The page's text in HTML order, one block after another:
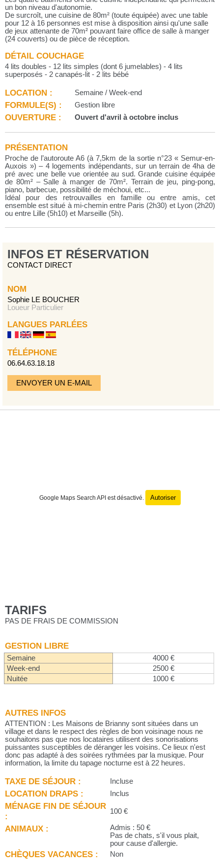
un bon niveau d'autonomie.
De surcroît, une cuisine de 80m² (toute équipée) avec une table
pour 12 à 16 personnes est mise à disposition ainsi qu'une salle
de jeux attenante de 70m² pouvant faire office de salle à manger
(24 couverts) ou de pièce de réception.
DÉTAIL COUCHAGE
4 lits doubles - 12 lits simples (dont 6 jumelables) - 4 lits
superposés - 2 canapés-lit - 2 lits bébé
LOCATION : Semaine / Week-end
FORMULE(S) : Gestion libre
OUVERTURE : Ouvert d'avril à octobre inclus
PRÉSENTATION
Proche de l’autoroute A6 (à 7,5km de la sortie n°23 « Semur-en-
Auxois ») – 4 logements indépendants, sur un terrain de 4ha de
pré avec une belle vue orientée au sud. Grande cuisine équipée
de 80m² – Salle à manger de 70m². Terrain de jeu, ping-pong,
piano, barbecue, possibilité de méchoui, etc...
Idéal pour des retrouvailles en famille ou entre amis, cet
ensemble est situé à mi-chemin entre Paris (2h30) et Lyon (2h20)
ou entre Lille (5h10) et Marseille (5h).
INFOS ET RÉSERVATION
CONTACT DIRECT
NOM
Sophie LE BOUCHER
Loueur Particulier
LANGUES PARLÉES
TÉLÉPHONE
06.64.63.18.18
ENVOYER UN E-MAIL
Google Maps Search API est désactivé. Autoriser
TARIFS
PAS DE FRAIS DE COMMISSION
GESTION LIBRE
Semaine
4000 €
Week-end
2500 €
Nuitée
1000 €
AUTRES INFOS
ATTENTION : Les Maisons de Brianny sont situées dans un
village et dans le respect des règles de bon voisinage nous ne
souhaitons pas que nos locataires utilisent des sonorisations
puissantes susceptibles de déranger les voisins. Ce lieux n'est
donc pas adapté à des soirées rythmées par la musique. Pour
information, la limite du tapage nocturne est à 22 heures.
TAXE DE SÉJOUR : Incluse
LOCATION DRAPS : Inclus
MÉNAGE FIN DE SÉJOUR
:
100 €
ANIMAUX :
Admis : 50 €
Pas de chats, s'il vous plait,
pour cause d'allergie.
CHÈQUES VACANCES : Non